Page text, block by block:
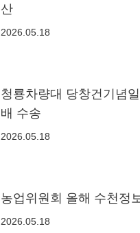
산
2026.05.18
청룡차량대 당창건기념
배 수송
2026.05.18
농업위원회 올해 수천정
2026.05.18